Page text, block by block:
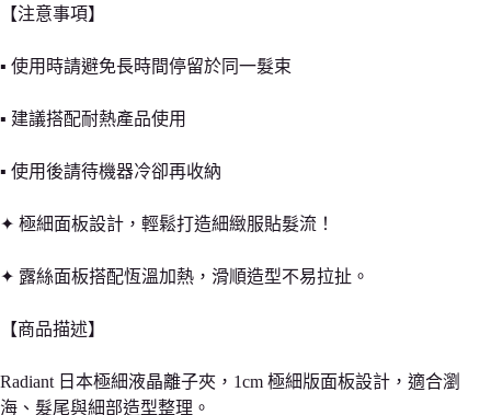
【注意事項】
▪ 使用時請避免長時間停留於同一髮束
▪ 建議搭配耐熱產品使用
▪ 使用後請待機器冷卻再收納
✦ 極細面板設計，輕鬆打造細緻服貼髮流！
✦ 露絲面板搭配恆溫加熱，滑順造型不易拉扯。
【商品描述】
Radiant 日本極細液晶離子夾，1cm 極細版面板設計，適合瀏
海、髮尾與細部造型整理。